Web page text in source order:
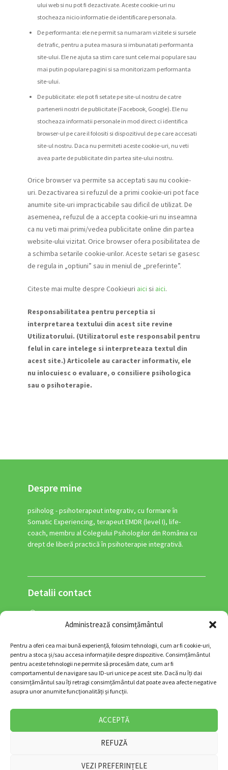
Administrează consimțământul
Pentru a oferi cea mai bună experiență, folosim tehnologii, cum ar fi cookie-uri,
pentru a stoca și/sau accesa informațiile despre dispozitive. Consimțământul
pentru aceste tehnologii ne permite să procesăm date, cum ar fi
comportamentul de navigare sau ID-uri unice pe acest site. Dacă nu îți dai
consimțământul sau îți retragi consimțământul dat poate avea afecte negative
asupra unor anumite funcționalități și funcții.
ACCEPTĂ
REFUZĂ
VEZI PREFERINȚELE
ului web si nu pot fi dezactivate. Aceste cookie-uri nu
stocheaza nicio informatie de identificare personala.
De performanta: ele ne permit sa numaram vizitele si sursele
de trafic, pentru a putea masura si imbunatati performanta
site-ului. Ele ne ajuta sa stim care sunt cele mai populare sau
mai putin populare pagini si sa monitorizam performanta
site-ului.
De publicitate: ele pot fi setate pe site-ul nostru de catre
partenerii nostri de publicitate (Facebook, Google). Ele nu
stocheaza informatii personale in mod direct ci identifica
browser-ul pe care il folositi si dispozitivul de pe care accesati
site-ul nostru. Daca nu permiteti aceste cookie-uri, nu veti
avea parte de publicitate din partea site-ului nostru.
Orice browser va permite sa acceptati sau nu cookie-
uri. Dezactivarea si refuzul de a primi cookie-uri pot face
anumite site-uri impracticabile sau dificil de utilizat. De
asemenea, refuzul de a accepta cookie-uri nu inseamna
ca nu veti mai primi/vedea publicitate online din partea
website-ului vizitat. Orice browser ofera posibilitatea de
a schimba setarile cookie-urilor. Aceste setari se gasesc
de regula in „optiuni” sau in meniul de „preferinte”.
Citeste mai multe despre Cookieuri aici si aici.
Responsabilitatea pentru perceptia si
interpretarea textului din acest site revine
Utilizatorului. (Utilizatorul este responsabil pentru
felul in care intelege si interpreteaza textul din
acest site.) Articolele au caracter informativ, ele
nu inlocuiesc o evaluare, o consiliere psihologica
sau o psihoterapie.
Despre mine
psiholog - psihoterapeut integrativ, cu formare în
Somatic Experiencing, terapeut EMDR (level I), life-
coach, membru al Colegiului Psihologilor din România cu
drept de liberă practică în psihoterapie integrativă.
Detalii contact
București, 010303, RO (zona Piața Romană)
contact@psihoterapiasinelui.ro
Urmărește-mă și pe:
Termeni și condiții |Cookies |